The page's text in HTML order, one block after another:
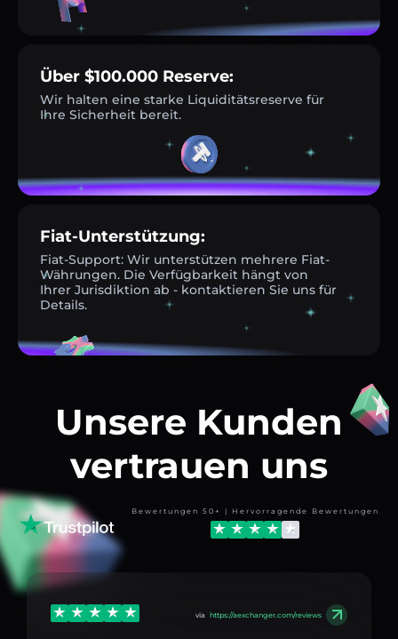
Über $100.000 Reserve:
Wir halten eine starke Liquiditätsreserve für
Ihre Sicherheit bereit.
Fiat-Unterstützung:
Fiat-Support: Wir unterstützen mehrere Fiat-
Währungen. Die Verfügbarkeit hängt von
Ihrer Jurisdiktion ab - kontaktieren Sie uns für
Details.
Unsere Kunden
vertrauen uns
Bewertungen 50+ | Hervorragende Bewertungen
via https://aexchanger.com/reviews